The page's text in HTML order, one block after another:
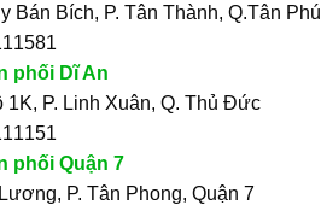
Bán Bích, P. Tân Thành, Q.Tân Phú
phối Dĩ An
1K, P. Linh Xuân, Q. Thủ Đức
phối Quận 7
P. Tân Phong, Quận 7